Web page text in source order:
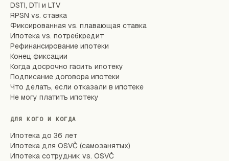
DSTI, DTI и LTV
RPSN vs. ставка
Фиксированная vs. плавающая ставка
Ипотека vs. потребкредит
Рефинансирование ипотеки
Конец фиксации
Когда досрочно гасить ипотеку
Подписание договора ипотеки
Что делать, если отказали в ипотеке
Не могу платить ипотеку
ДЛЯ КОГО И КОГДА
Ипотека до 36 лет
Ипотека для OSVČ (самозанятых)
Ипотека сотрудник vs. OSVČ